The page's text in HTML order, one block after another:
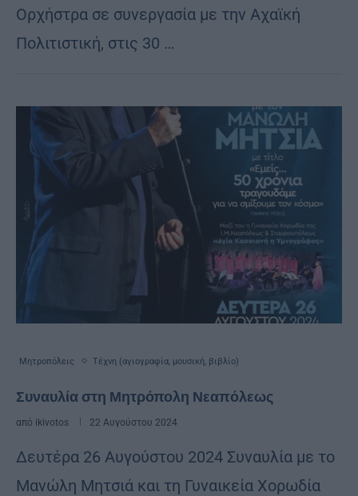
Ορχήστρα σε συνεργασία με την Αχαϊκή
Πολιτιστική, στις 30 …
Μητροπόλεις Τέχνη (αγιογραφία, μουσική, βιβλίο)
Συναυλία στη Μητρόπολη Νεαπόλεως
από ikivotos 22 Αυγούστου 2024
Δευτέρα 26 Αυγούστου 2024 Συναυλία με το
Μανώλη Μητσιά και τη Γυναικεία Χορωδία